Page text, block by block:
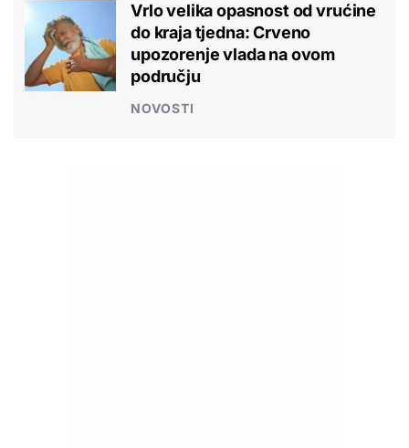
Vrlo velika opasnost od vrućine
do kraja tjedna: Crveno
upozorenje vlada na ovom
području
NOVOSTI